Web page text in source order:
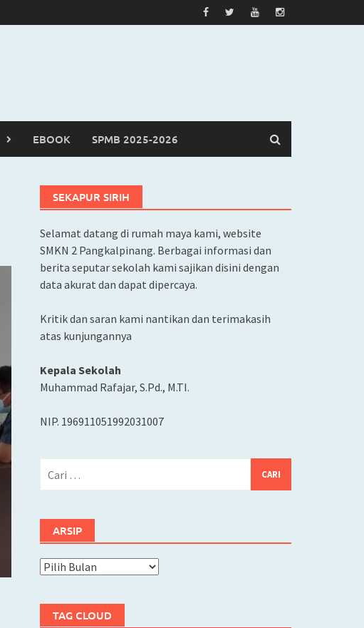
EBOOK SPMB 2025-2026
SEKAPUR SIRIH
Selamat datang di rumah maya kami, website
SMKN 2 Pangkalpinang. Berbagai informasi dan
berita seputar sekolah kami sajikan disini dengan
data akurat dan dapat dipercaya.
Kritik dan saran kami nantikan dan terimakasih
atas kunjungannya
Kepala Sekolah
Muhammad Rafajar, S.Pd., M.TI.
NIP. 196911051992031007
ARSIP
Arsip
TAG CLOUD